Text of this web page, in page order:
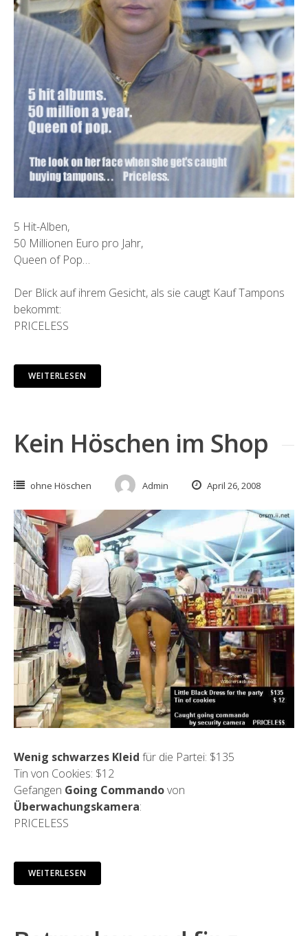
5 Hit-Alben,
50 Millionen Euro pro Jahr,
Queen of Pop…
Der Blick auf ihrem Gesicht, als sie caugt Kauf Tampons
bekommt:
PRICELESS
WEITERLESEN
Kein Höschen im Shop
ohne Höschen Admin April 26, 2008
Wenig schwarzes Kleid für die Partei: $135
Tin von Cookies: $12
Gefangen Going Commandovon
Überwachungskamera:
PRICELESS
WEITERLESEN